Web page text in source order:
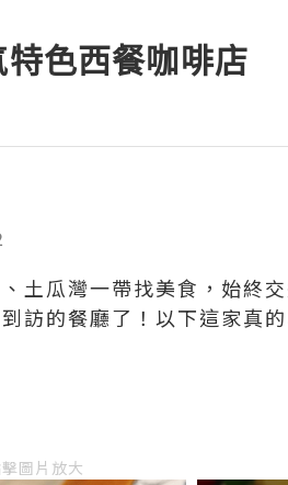
色西餐咖啡店
土瓜灣一帶找美食，始終
訪的餐廳了！以下這家真
圖片放大